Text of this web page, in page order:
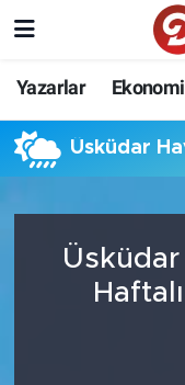
Yazarlar Ekonomi
Üsküdar
Üsküdar